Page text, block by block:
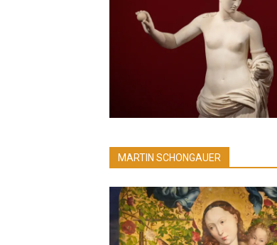
MARTIN SCHONGAUER